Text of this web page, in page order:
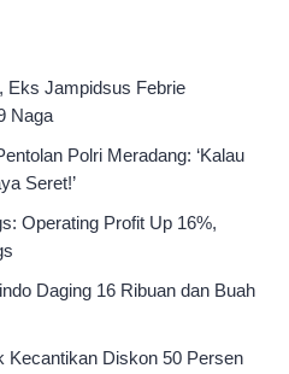
Eks Jampidsus Febrie
Naga
Polri Meradang: ‘Kalau
Seret!’
Operating Profit Up 16%,
Daging 16 Ribuan dan Buah
Kecantikan Diskon 50 Persen